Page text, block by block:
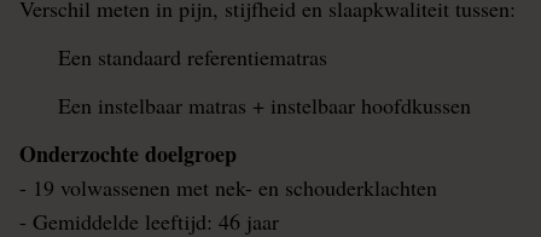
Verschil meten in pijn, stijfheid en slaapkwaliteit tussen:
Een standaard referentiematras
Een instelbaar matras + instelbaar hoofdkussen
Onderzochte doelgroep
- 19 volwassenen met nek- en schouderklachten
- Gemiddelde leeftijd: 46 jaar